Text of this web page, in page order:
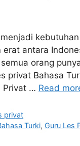
erat antara
orang
privat Bahasa
Privat … Read
privat
Turki, Guru Les